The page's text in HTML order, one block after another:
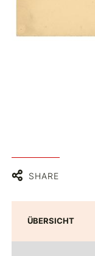
SHARE
ÜBERSICHT